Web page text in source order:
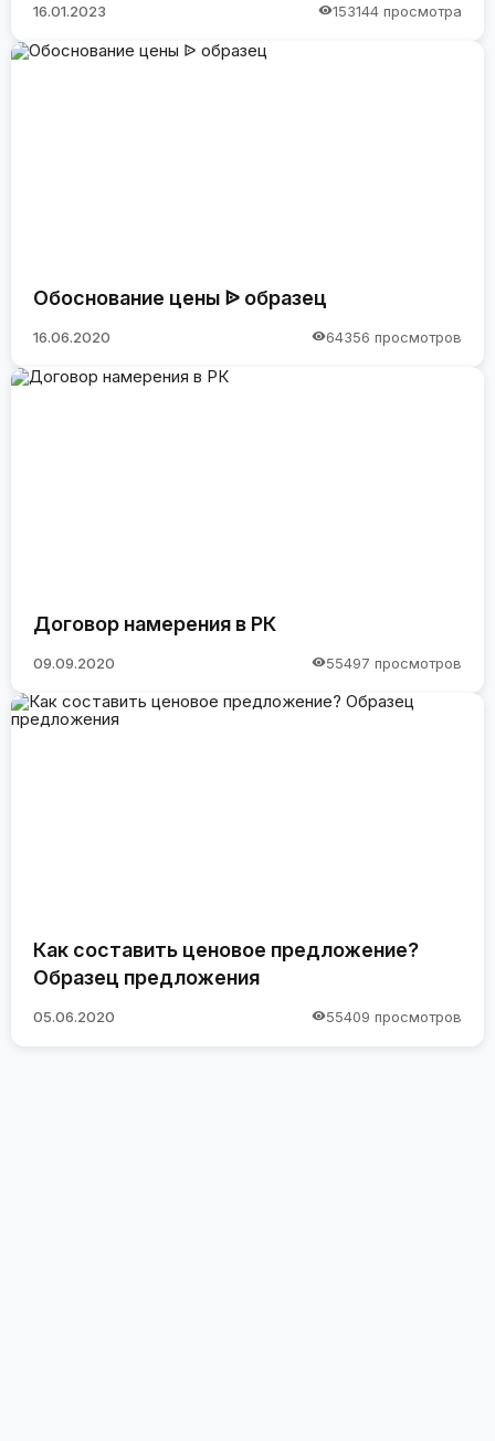
16.01.2023 153144 просмотра
Обоснование цены ᐉ образец
16.06.2020 64356 просмотров
Договор намерения в РК
09.09.2020 55497 просмотров
Как составить ценовое предложение?
Образец предложения
05.06.2020 55409 просмотров